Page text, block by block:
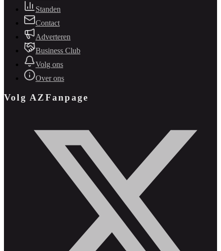
Standen
Contact
Adverteren
Business Club
Volg ons
Over ons
Volg AZFanpage